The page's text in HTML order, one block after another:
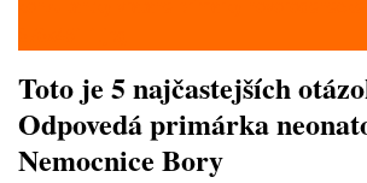
Toto je 5 najčastejších
Odpovedá primárka
Nemocnice Bory